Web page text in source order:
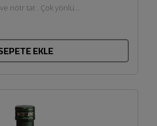
nötr tat . Çok yönlü...
EKLE